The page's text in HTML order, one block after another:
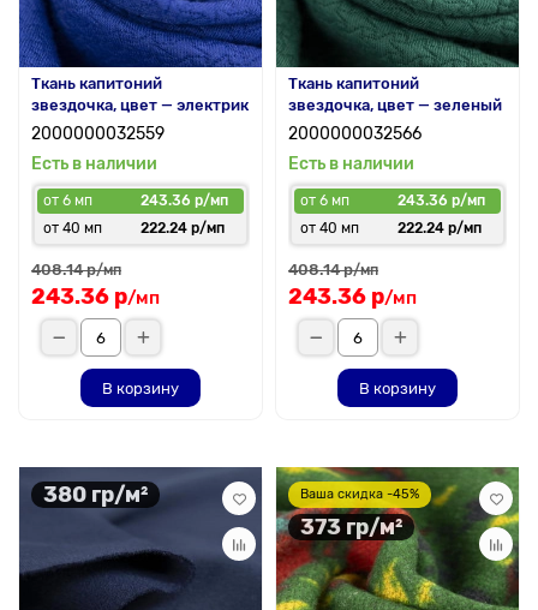
Ткань капитоний
звездочка, цвет — электрик
2000000032559
Есть в наличии
от 6 мп
243.36 р/мп
от 40 мп
222.24 р/мп
408.14 р/мп
243.36 р/мп
В корзину
Ткань капитоний
звездочка, цвет — зеленый
2000000032566
Есть в наличии
от 6 мп
243.36 р/мп
от 40 мп
222.24 р/мп
408.14 р/мп
243.36 р/мп
В корзину
380 гр/м² Ваша скидка -45%
373 гр/м²